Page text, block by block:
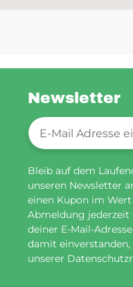
Newsletter
Newsletter-
Bleib auf dem
unseren Newsletter
einen Kupon im
Abmeldung
deiner E-Mail-
damit
unserer